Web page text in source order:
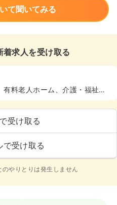
て聞いてみる
求人を受け取る
料老人ホーム、介護・福祉
受け取る
で受け取る
やりとりは発生しません